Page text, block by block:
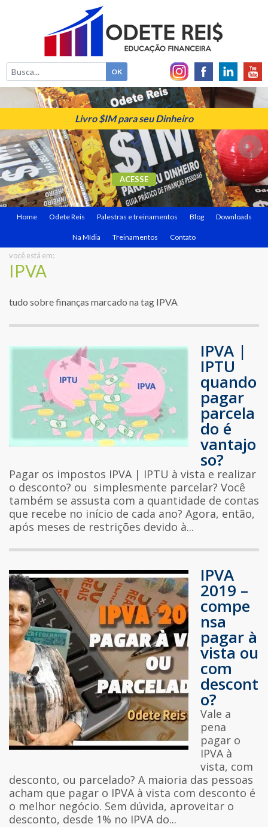
Livro $IM para seu Dinheiro
ACESSE
Home Odete Reis Palestras e treinamentos Blog Downloads
Na Mídia Treinamentos Contato
você está em:
IPVA
tudo sobre finanças marcado na tag IPVA
IPVA |
IPTU
quando
pagar
parcela
do é
vantajo
so?
Pagar os impostos IPVA | IPTU à vista e realizar
o desconto? ou simplesmente parcelar? Você
também se assusta com a quantidade de contas
que recebe no início de cada ano? Agora, então,
após meses de restrições devido à...
IPVA
2019 –
compe
nsa
pagar à
vista ou
com
descont
o?
Vale a
pena
pagar o
IPVA à
vista, com
desconto, ou parcelado? A maioria das pessoas
acham que pagar o IPVA à vista com desconto é
o melhor negócio. Sem dúvida, aproveitar o
desconto, desde 1% no IPVA do...